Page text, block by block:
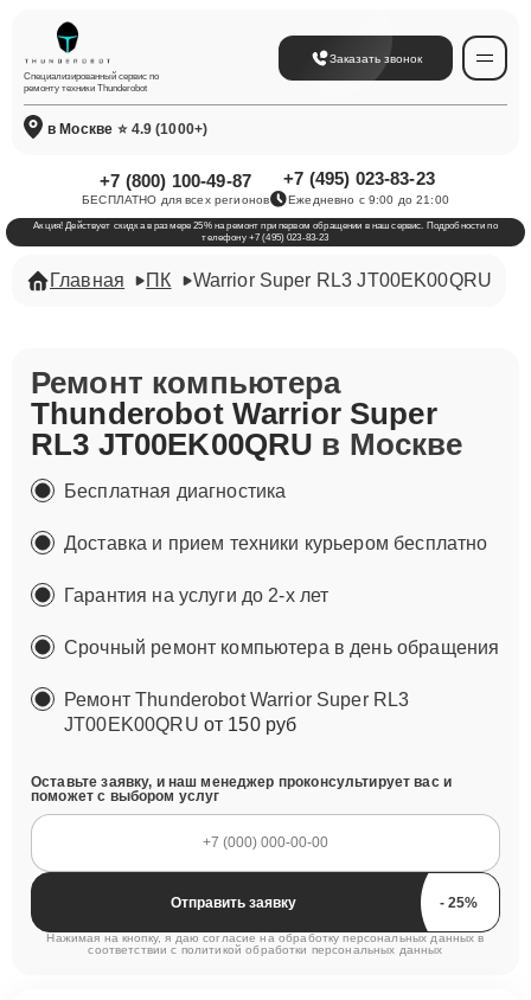
Специализированный сервис по
ремонту техники Thunderobot
Заказать звонок
в Москве ⭐ 4.9 (1000+)
+7 (800) 100-49-87
БЕСПЛАТНО для всех регионов
+7 (495) 023-83-23
Ежедневно с 9:00 до 21:00
Акция! Действует скидка в размере 25% на ремонт при первом обращении в наш сервис. Подробности по
телефону +7 (495) 023-83-23
Главная ПК Warrior Super RL3 JT00EK00QRU
Ремонт компьютера
Thunderobot Warrior Super
RL3 JT00EK00QRU в Москве
Бесплатная диагностика
Доставка и прием техники курьером бесплатно
Гарантия на услуги до 2-х лет
Срочный ремонт компьютера в день обращения
Ремонт Thunderobot Warrior Super RL3
JT00EK00QRU от 150 руб
Оставьте заявку, и наш менеджер проконсультирует вас и
поможет с выбором услуг
Отправить заявку
Нажимая на кнопку, я даю согласие на обработку персональных данных в
соответствии с политикой обработки персональных данных